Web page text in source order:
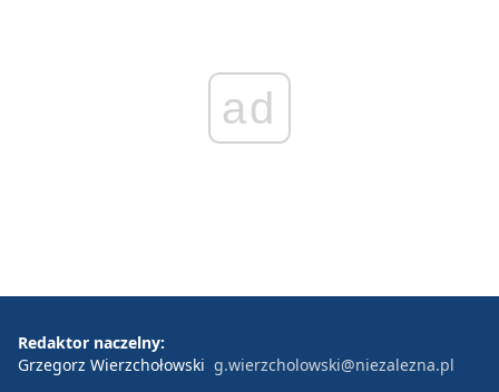
ad
Redaktor naczelny:
Grzegorz Wierzchołowski g.wierzcholowski@niezalezna.pl